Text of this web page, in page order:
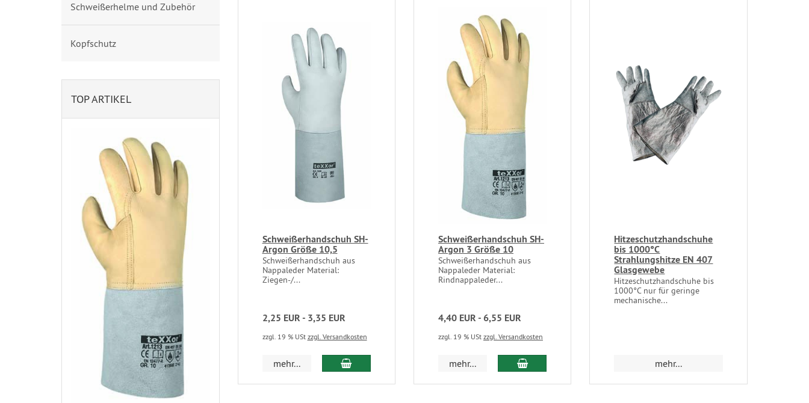
Schweißerhandschuh SH-
Argon Größe 10,5
Schweißerhandschuh aus
Nappaleder Material:
Ziegen-/...
2,25 EUR - 3,35 EUR
zzgl. 19 % USt zzgl. Versandkosten
mehr...
Schweißerhandschuh SH-
Argon 3 Größe 10
Schweißerhandschuh aus
Nappaleder Material:
Rindnappaleder...
4,40 EUR - 6,55 EUR
zzgl. 19 % USt zzgl. Versandkosten
mehr...
Hitzeschutzhandschuhe
bis 1000°C
Strahlungshitze EN 407
Glasgewebe
Hitzeschutzhandschuhe bis
1000°C nur für geringe
mechanische...
mehr...
Schweißerhelme und Zubehör
Kopfschutz
TOP ARTIKEL